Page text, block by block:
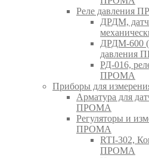
Реле давления
ДРДМ,
ДРДМ-600
давления
РД-016,
ПРОМА
Приборы для
Арматура для
ПРОМА
Регуляторы и
ПРОМА
RTI-302,
ПРОМА